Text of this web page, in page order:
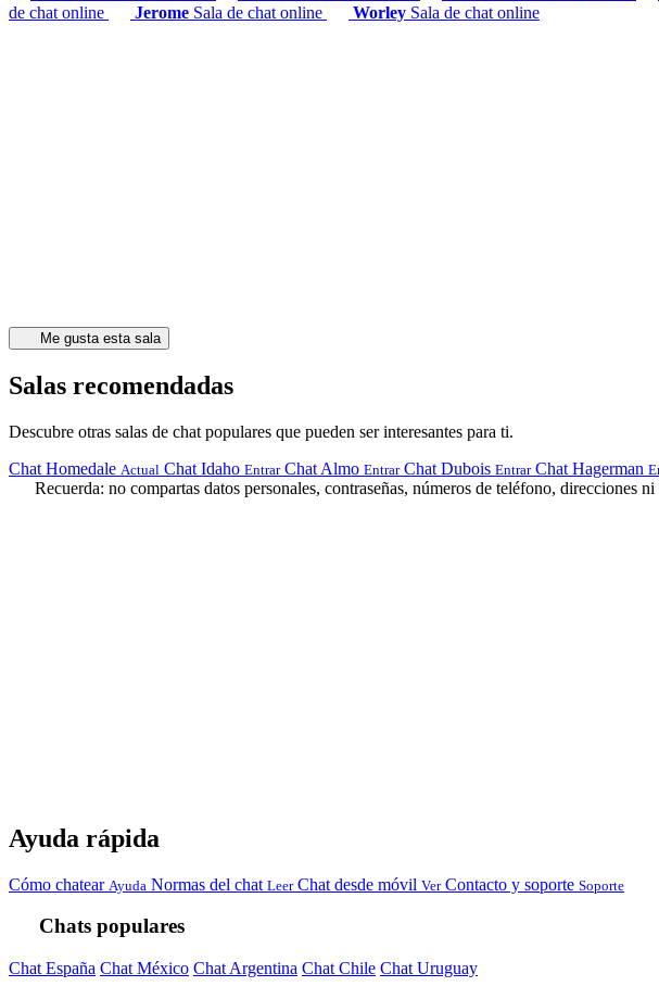
de chat online
Jerome Sala de chat online Worley Sala de chat online
Me gusta esta sala
Salas recomendadas
Descubre otras salas de chat populares que pueden ser interesantes para ti.
Chat Homedale Actual Chat Idaho Entrar Chat Almo Entrar Chat Dubois Entrar Chat Hagerman
Recuerda: no compartas datos personales, contraseñas, números de teléfono, direcciones
Ayuda rápida
Cómo chatear Ayuda Normas del chat Leer Chat desde móvil Ver Contacto y soporte Soporte
Chats populares
Chat España Chat México Chat Argentina Chat Chile Chat Uruguay